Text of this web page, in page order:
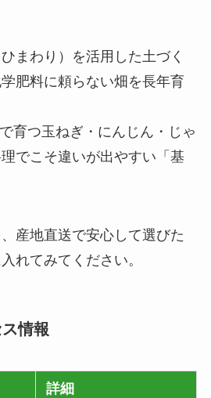
まわり）を活用した土づく
肥料に頼らない畑を長年育
育つ玉ねぎ・にんじん・じゃ
でこそ違いが出やすい「基
産地直送で安心して選びた
れてみてください。
情報
詳細